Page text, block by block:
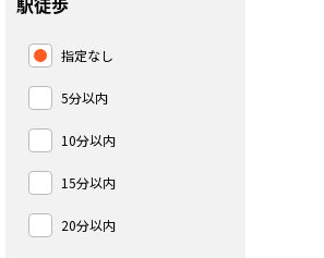
指定なし
5分以内
10分以内
15分以内
20分以内